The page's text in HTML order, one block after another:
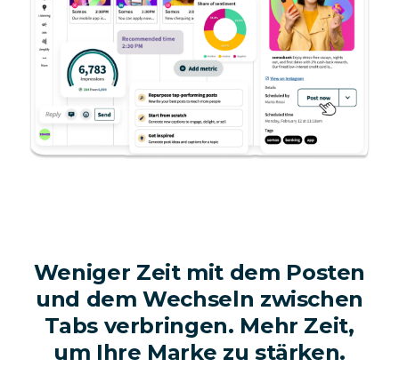
Weniger Zeit mit dem Posten
und dem Wechseln zwischen
Tabs verbringen. Mehr Zeit,
um Ihre Marke zu stärken.